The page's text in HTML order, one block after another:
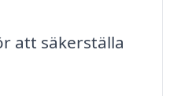
att säkerställa